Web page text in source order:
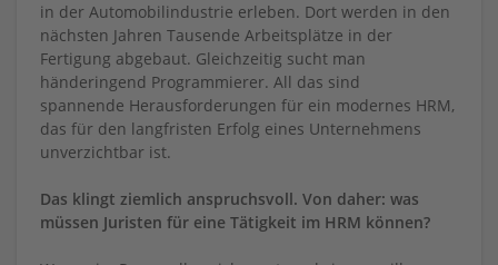
in der Automobilindustrie erleben. Dort werden in den
nächsten Jahren Tausende Arbeitsplätze in der
Fertigung abgebaut. Gleichzeitig sucht man
händeringend Programmierer. All das sind
spannende Herausforderungen für ein modernes HRM,
das für den langfristen Erfolg eines Unternehmens
unverzichtbar ist.
Das klingt ziemlich anspruchsvoll. Von daher: was
müssen Juristen für eine Tätigkeit im HRM können?